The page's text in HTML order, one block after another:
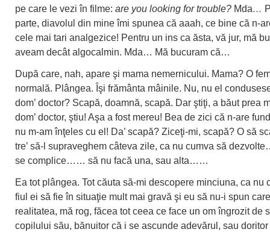
pe care le vezi în filme: are you looking for trouble? Mda…
parte, diavolul din mine îmi spunea că aaah, ce bine că n-
cele mai tari analgezice! Pentru un ins ca ăsta, vă jur, mă
aveam decât algocalmin. Mda… Mă bucuram că…
După care, nah, apare şi mama nemernicului. Mama? O
normală. Plângea. Îşi frământa mâinile. Nu, nu el
dom’ doctor? Scapă, doamnă, scapă. Dar ştiţi, a băut prea
dom’ doctor, ştiu! Aşa a fost mereu! Bea de zici că n-are
nu m-am înţeles cu el! Da’ scapă? Ziceţi-mi, scapă? O să
tre’ să-l supraveghem câteva zile, ca nu cumva să
se complice…… să nu facă una, sau alta……
Ea tot plângea. Tot căuta să-mi descopere minciuna, ca nu
fiul ei să fie în situaţie mult mai gravă şi eu să nu-i spun
realitatea, mă rog, făcea tot ceea ce face un om îngrozit de
copilului său, bănuitor că i se ascunde adevărul, sau doritor